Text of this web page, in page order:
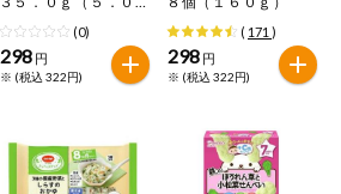
(0)
298 円
※ (税込 322円)
( 171 )
298 円
※ (税込 322円)